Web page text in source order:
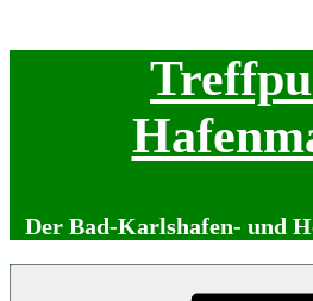
Der Bad-Karlshafen- und